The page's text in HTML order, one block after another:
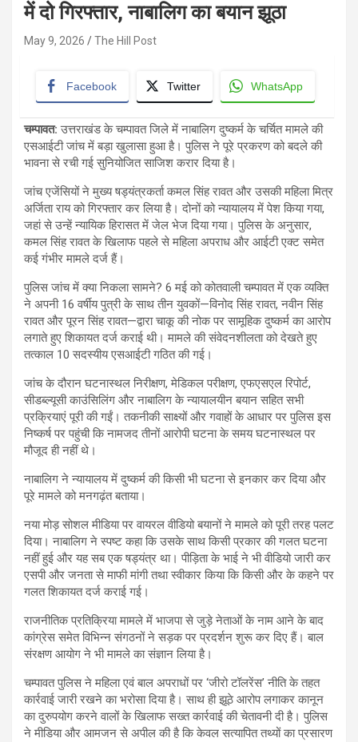
में दो गिरफ्तार, नाबालिग का बयान झूठा
May 9, 2026 The Hill Post
Facebook Twitter WhatsApp
चम्पावत: उत्तराखंड के चम्पावत जिले में नाबालिग दुष्कर्म के चर्चित मामले की
एसआईटी जांच में बड़ा खुलासा हुआ है। पुलिस ने पूरे प्रकरण को बदले की
भावना से रची गई सुनियोजित साजिश करार दिया है।
जांच एजेंसियों ने मुख्य षड्यंत्रकर्ता कमल सिंह रावत और उसकी महिला मित्र
अर्जिता राय को गिरफ्तार कर लिया है। दोनों को न्यायालय में पेश किया गया,
जहां से उन्हें न्यायिक हिरासत में जेल भेज दिया गया। पुलिस के अनुसार,
कमल सिंह रावत के खिलाफ पहले से महिला अपराध और आईटी एक्ट समेत
कई गंभीर मामले दर्ज हैं।
पुलिस जांच में क्या निकला सामने? 6 मई को कोतवाली चम्पावत में एक व्यक्ति
ने अपनी 16 वर्षीय पुत्री के साथ तीन युवकों—विनोद सिंह रावत, नवीन सिंह
रावत और पूरन सिंह रावत—द्वारा चाकू की नोक पर सामूहिक दुष्कर्म का आरोप
लगाते हुए शिकायत दर्ज कराई थी। मामले की संवेदनशीलता को देखते हुए
तत्काल 10 सदस्यीय एसआईटी गठित की गई।
जांच के दौरान घटनास्थल निरीक्षण, मेडिकल परीक्षण, एफएसएल रिपोर्ट,
सीडब्ल्यूसी काउंसिलिंग और नाबालिग के न्यायालयीन बयान सहित सभी
प्रक्रियाएं पूरी की गईं। तकनीकी साक्ष्यों और गवाहों के आधार पर पुलिस इस
निष्कर्ष पर पहुंची कि नामजद तीनों आरोपी घटना के समय घटनास्थल पर
मौजूद ही नहीं थे।
नाबालिग ने न्यायालय में दुष्कर्म की किसी भी घटना से इनकार कर दिया और
पूरे मामले को मनगढ़ंत बताया।
नया मोड़ सोशल मीडिया पर वायरल वीडियो बयानों ने मामले को पूरी तरह पलट
दिया। नाबालिग ने स्पष्ट कहा कि उसके साथ किसी प्रकार की गलत घटना
नहीं हुई और यह सब एक षड्यंत्र था। पीड़िता के भाई ने भी वीडियो जारी कर
एसपी और जनता से माफी मांगी तथा स्वीकार किया कि किसी और के कहने पर
गलत शिकायत दर्ज कराई गई।
राजनीतिक प्रतिक्रिया मामले में भाजपा से जुड़े नेताओं के नाम आने के बाद
कांग्रेस समेत विभिन्न संगठनों ने सड़क पर प्रदर्शन शुरू कर दिए हैं। बाल
संरक्षण आयोग ने भी मामले का संज्ञान लिया है।
चम्पावत पुलिस ने महिला एवं बाल अपराधों पर ‘जीरो टॉलरेंस’ नीति के तहत
कार्रवाई जारी रखने का भरोसा दिया है। साथ ही झूठे आरोप लगाकर कानून
का दुरुपयोग करने वालों के खिलाफ सख्त कार्रवाई की चेतावनी दी है। पुलिस
ने मीडिया और आमजन से अपील की है कि केवल सत्यापित तथ्यों का प्रसारण